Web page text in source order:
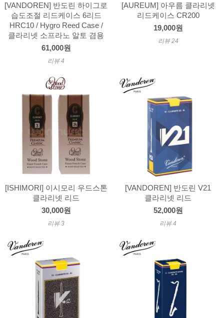
[VANDOREN] 반도린 하이그로
습도조절 리드케이스 6리드
HRC10 / Hygro Reed Case /
클라리넷 소프라노 알토 겸용
61,000원
리뷰 4
[AUREUM] 아우름 클라리넷
리드케이스 CR200
19,000원
리뷰 24
[ISHIMORI] 이시모리 우드스톤
클라리넷 리드
30,000원
리뷰 3
[VANDOREN] 반도린 V21
클라리넷 리드
52,000원
리뷰 4